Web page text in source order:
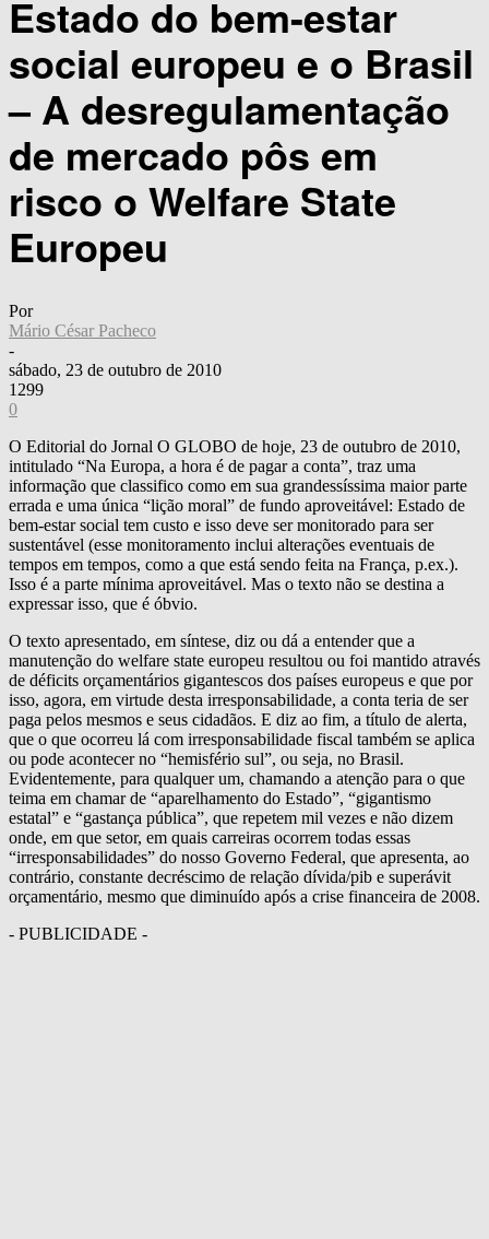
Estado do bem-estar
social europeu e o Brasil
– A desregulamentação
de mercado pôs em
risco o Welfare State
Europeu
Por
Mário César Pacheco
-
sábado, 23 de outubro de 2010
1299
0
O Editorial do Jornal O GLOBO de hoje, 23 de outubro de 2010,
intitulado “Na Europa, a hora é de pagar a conta”, traz uma
informação que classifico como em sua grandessíssima maior parte
errada e uma única “lição moral” de fundo aproveitável: Estado de
bem-estar social tem custo e isso deve ser monitorado para ser
sustentável (esse monitoramento inclui alterações eventuais de
tempos em tempos, como a que está sendo feita na França, p.ex.).
Isso é a parte mínima aproveitável. Mas o texto não se destina a
expressar isso, que é óbvio.
O texto apresentado, em síntese, diz ou dá a entender que a
manutenção do welfare state europeu resultou ou foi mantido através
de déficits orçamentários gigantescos dos países europeus e que por
isso, agora, em virtude desta irresponsabilidade, a conta teria de ser
paga pelos mesmos e seus cidadãos. E diz ao fim, a título de alerta,
que o que ocorreu lá com irresponsabilidade fiscal também se aplica
ou pode acontecer no “hemisfério sul”, ou seja, no Brasil.
Evidentemente, para qualquer um, chamando a atenção para o que
teima em chamar de “aparelhamento do Estado”, “gigantismo
estatal” e “gastança pública”, que repetem mil vezes e não dizem
onde, em que setor, em quais carreiras ocorrem todas essas
“irresponsabilidades” do nosso Governo Federal, que apresenta, ao
contrário, constante decréscimo de relação dívida/pib e superávit
orçamentário, mesmo que diminuído após a crise financeira de 2008.
- PUBLICIDADE -